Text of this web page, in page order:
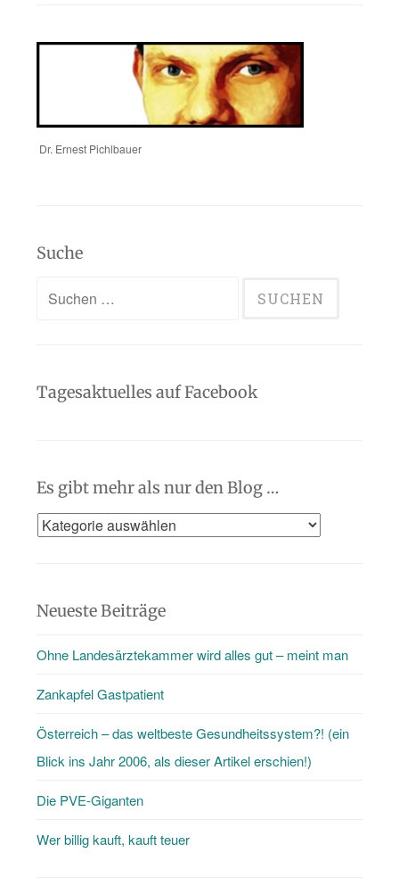
Dr. Ernest Pichlbauer
Suche
Suchen
Tagesaktuelles auf Facebook
Es gibt mehr als nur den Blog …
Es
als
den
Blog
Neueste Beiträge
Ohne Landesärztekammer wird alles gut – meint man
Zankapfel Gastpatient
Österreich – das weltbeste Gesundheitssystem?! (ein
Blick ins Jahr 2006, als dieser Artikel erschien!)
Die PVE-Giganten
Wer billig kauft, kauft teuer